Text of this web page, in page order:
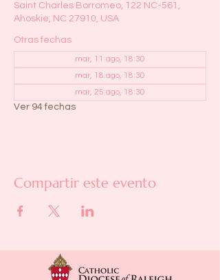
Saint Charles Borromeo, 122 NC-561,
Ahoskie, NC 27910, USA
Otras fechas
mar, 11 ago, 18:30
mar, 18 ago, 18:30
mar, 25 ago, 18:30
Ver 94 fechas
Compartir este evento